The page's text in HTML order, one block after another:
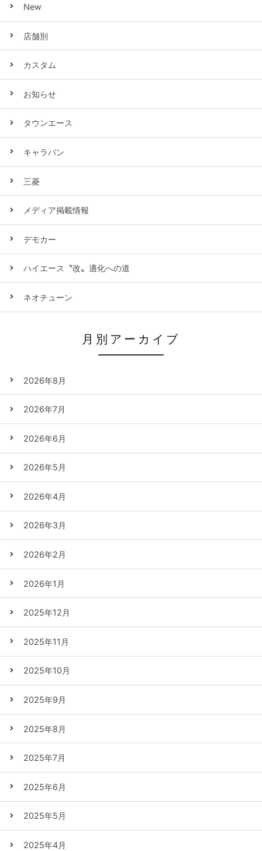
New
店舗別
カスタム
お知らせ
タウンエース
キャラバン
三菱
メディア掲載情報
デモカー
ハイエース〝改〟適化への道
ネオチューン
月別アーカイブ
2026年8月
2026年7月
2026年6月
2026年5月
2026年4月
2026年3月
2026年2月
2026年1月
2025年12月
2025年11月
2025年10月
2025年9月
2025年8月
2025年7月
2025年6月
2025年5月
2025年4月